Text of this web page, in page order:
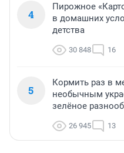
4
Пирожное
в домашних
детства
30 848 16
5
Кормить раз в
необычным
зелёное
26 945 13